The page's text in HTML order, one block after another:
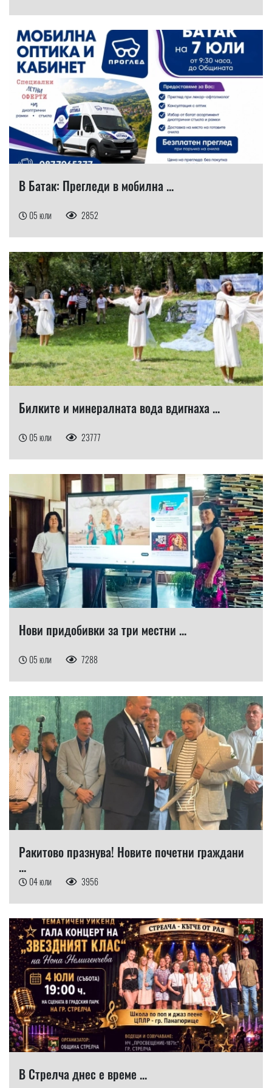
В Батак: Прегледи в мобилна ...
05 юли 2852
Билките и минералната вода вдигнаха ...
05 юли 23777
Нови придобивки за три местни ...
05 юли 7288
Ракитово празнува! Новите почетни граждани
...
04 юли 3956
В Стрелча днес е време ...